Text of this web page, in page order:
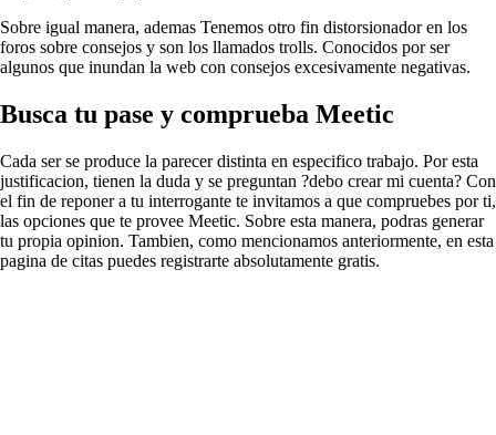
Sobre igual manera, ademas Tenemos otro fin distorsionador en los
foros sobre consejos y son los llamados trolls. Conocidos por ser
algunos que inundan la web con consejos excesivamente negativas.
Busca tu pase y comprueba Meetic
Cada ser se produce la parecer distinta en especifico trabajo. Por esta
justificacion, tienen la duda y se preguntan ?debo crear mi cuenta? Con
el fin de reponer a tu interrogante te invitamos a que compruebes por ti,
las opciones que te provee Meetic. Sobre esta manera, podras generar
tu propia opinion. Tambien, como mencionamos anteriormente, en esta
pagina de citas puedes registrarte absolutamente gratis.